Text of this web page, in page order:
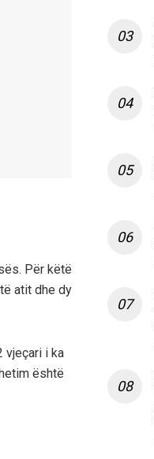
Për këtë
atit dhe dy
vjeçari i ka
është